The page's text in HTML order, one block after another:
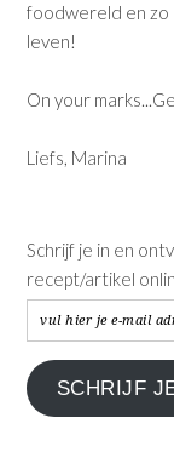
foodwereld en zo
leven!
On your
Liefs, Marina
Schrijf je in en
recept/artikel
vul
hier
je
e-
SCHRIJF